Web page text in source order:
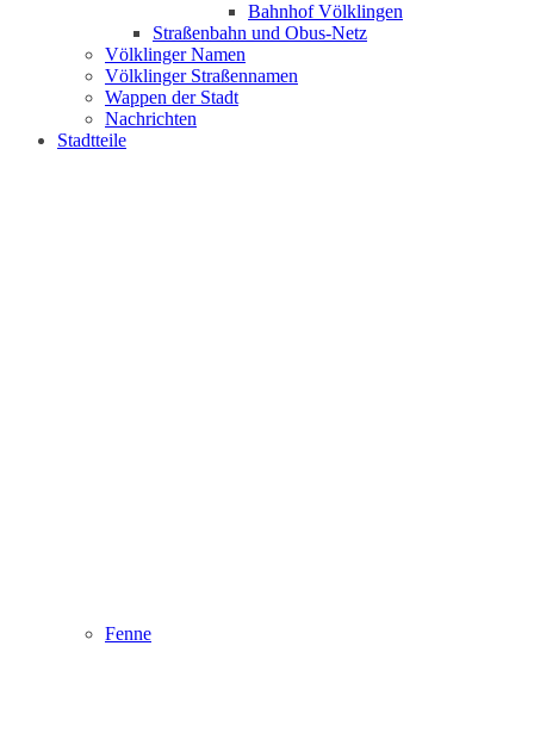
Bahnhof Völklingen
Straßenbahn und Obus-Netz
Völklinger Namen
Völklinger Straßennamen
Wappen der Stadt
Nachrichten
Stadtteile
Fenne